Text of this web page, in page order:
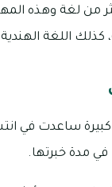
من لغة وهذه
كذلك اللغة
في مدة خبرتها.